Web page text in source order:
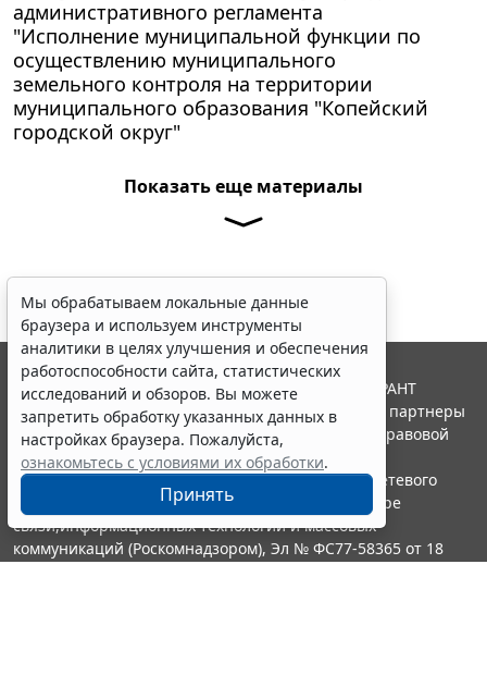
административного регламента
"Исполнение муниципальной функции по
осуществлению муниципального
земельного контроля на территории
муниципального образования "Копейский
городской округ"
Показать еще материалы
Мы обрабатываем локальные данные
браузера и используем инструменты
аналитики в целях улучшения и обеспечения
работоспособности сайта, статистических
исследований и обзоров. Вы можете
запретить обработку указанных данных в
настройках браузера. Пожалуйста,
ознакомьтесь с условиями их обработки.
Принять
© ООО "НПП "ГАРАНТ-СЕРВИС", 2026. Система ГАРАНТ
выпускается с 1990 года. Компания "Гарант" и ее партнеры
являются участниками Российской ассоциации правовой
информации ГАРАНТ.
Портал ГАРАНТ.РУ зарегистрирован в качестве сетевого
издания Федеральной службой по надзору в сфере
связи,информационных технологий и массовых
коммуникаций (Роскомнадзором), Эл № ФС77-58365 от 18